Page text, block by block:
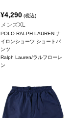
¥4,290 (税込)
メンズXL
POLO RALPH LAUREN ナ
イロンショーツ ショートパ
ンツ
Ralph Lauren/ラルフローレ
ン